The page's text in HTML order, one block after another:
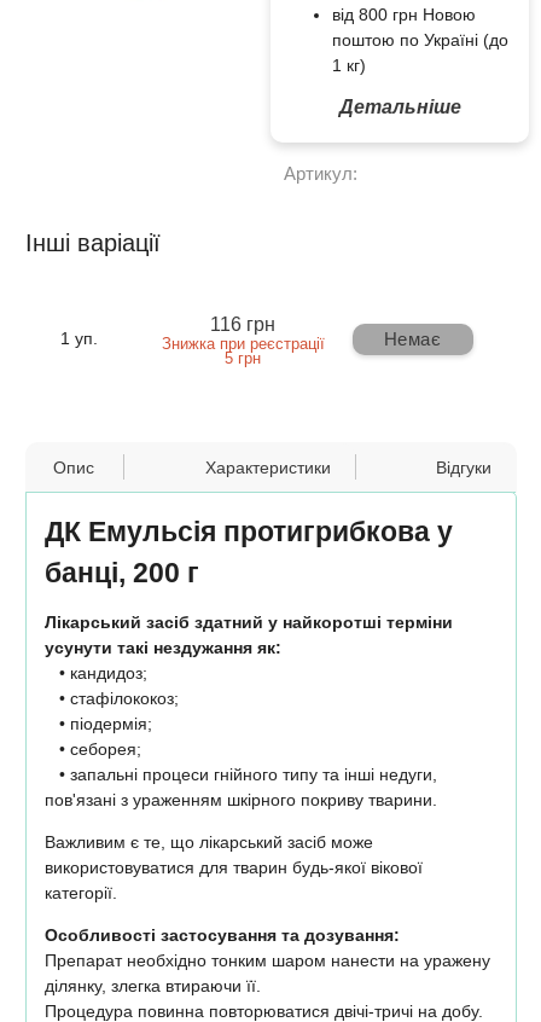
від 800 грн Новою
поштою по Україні (до
1 кг)
Детальніше
Артикул:
Інші варіації
1 уп.
116 грн
Знижка при реєстрації
5 грн
Немає
Опис Характеристики Відгуки
ДК Емульсія протигрибкова у
банці, 200 г
Лікарський засіб здатний у найкоротші терміни
усунути такі нездужання як:
• кандидоз;
• стафілококоз;
• піодермія;
• себорея;
• запальні процеси гнійного типу та інші недуги,
пов'язані з ураженням шкірного покриву тварини.
Важливим є те, що лікарський засіб може
використовуватися для тварин будь-якої вікової
категорії.
Особливості застосування та дозування:
Препарат необхідно тонким шаром нанести на уражену
ділянку, злегка втираючи її.
Процедура повинна повторюватися двічі-тричі на добу.